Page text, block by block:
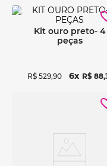
Ver detalhes
kit ouro preto- 4
peças
R$ 529,90 6 R$ 88,
Ver detalhes